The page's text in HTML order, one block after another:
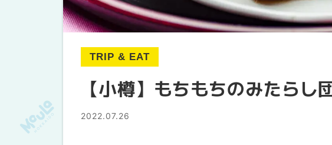
TRIP & EAT
【小樽】もちもちのみたらし
2022.07.26